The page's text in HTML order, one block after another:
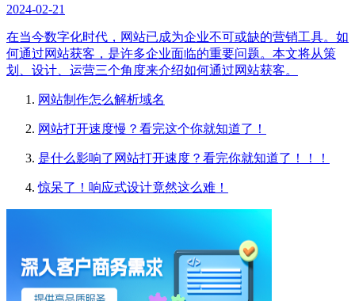
2024-02-21
在当今数字化时代，网站已成为企业不可或缺的营销工具。如
何通过网站获客，是许多企业面临的重要问题。本文将从策
划、设计、运营三个角度来介绍如何通过网站获客。
网站制作怎么解析域名
网站打开速度慢？看完这个你就知道了！
是什么影响了网站打开速度？看完你就知道了！！！
惊呆了！响应式设计竟然这么难！